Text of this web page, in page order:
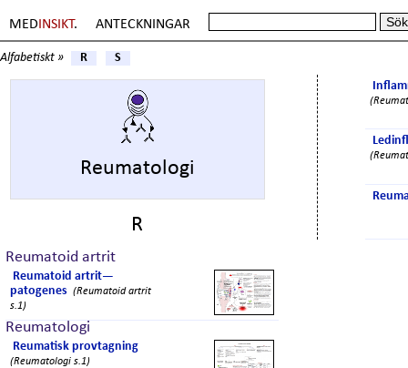
MED INSIKT. ANTECKNINGAR
Alfabetiskt » R S
Reumatologi
R
Reumatoid artrit
Reumatoid artrit—
patogenes (Reumatoid artrit
s.1)
Reumatologi
Reumatisk provtagning
(Reumatologi s.1)